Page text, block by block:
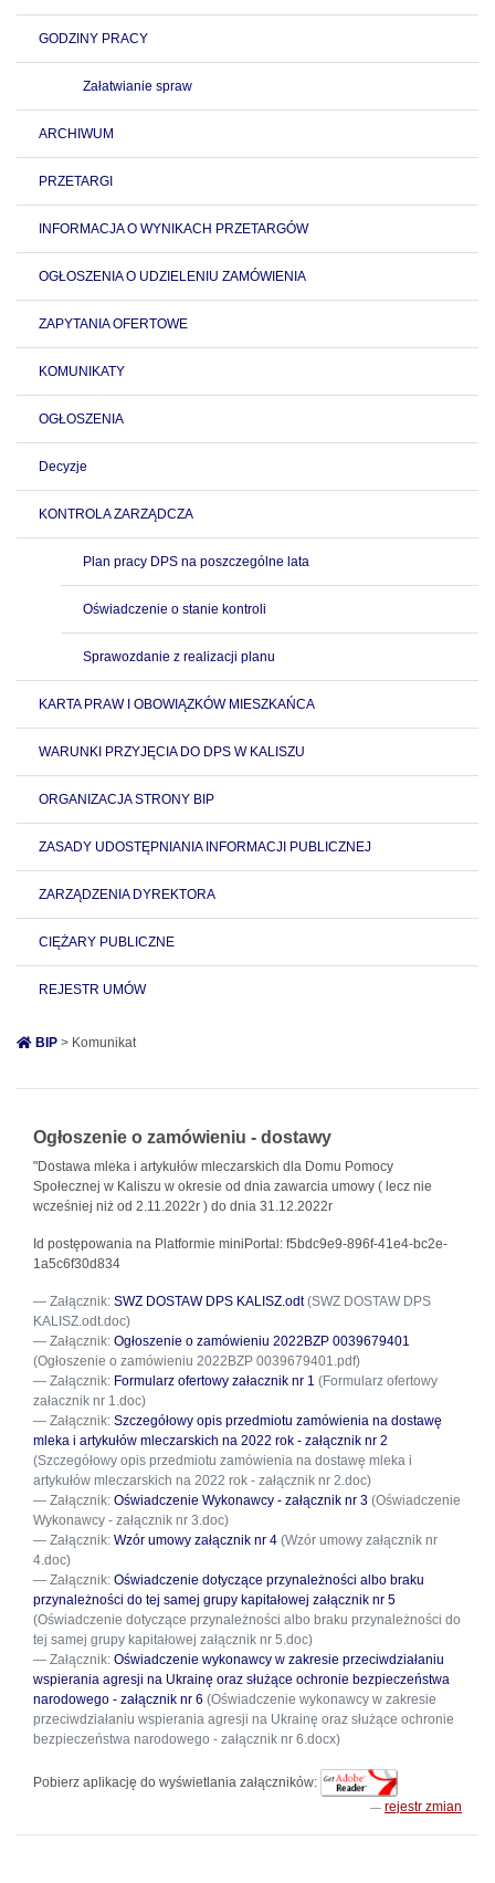
GODZINY PRACY
Załatwianie spraw
ARCHIWUM
PRZETARGI
INFORMACJA O WYNIKACH PRZETARGÓW
OGŁOSZENIA O UDZIELENIU ZAMÓWIENIA
ZAPYTANIA OFERTOWE
KOMUNIKATY
OGŁOSZENIA
Decyzje
KONTROLA ZARZĄDCZA
Plan pracy DPS na poszczególne lata
Oświadczenie o stanie kontroli
Sprawozdanie z realizacji planu
KARTA PRAW I OBOWIĄZKÓW MIESZKAŃCA
WARUNKI PRZYJĘCIA DO DPS W KALISZU
ORGANIZACJA STRONY BIP
ZASADY UDOSTĘPNIANIA INFORMACJI PUBLICZNEJ
ZARZĄDZENIA DYREKTORA
CIĘŻARY PUBLICZNE
REJESTR UMÓW
BIP > Komunikat
Ogłoszenie o zamówieniu - dostawy
"Dostawa mleka i artykułów mleczarskich dla Domu Pomocy
Społecznej w Kaliszu w okresie od dnia zawarcia umowy ( lecz nie
wcześniej niż od 2.11.2022r ) do dnia 31.12.2022r
Id postępowania na Platformie miniPortal: f5bdc9e9-896f-41e4-bc2e-
1a5c6f30d834
Załącznik: SWZ DOSTAW DPS KALISZ.odt(SWZ DOSTAW DPS
KALISZ.odt.doc)
Załącznik: Ogłoszenie o zamówieniu 2022BZP 0039679401
(Ogłoszenie o zamówieniu 2022BZP 0039679401.pdf)
Załącznik: Formularz ofertowy załacznik nr 1 (Formularz ofertowy
załacznik nr 1.doc)
Załącznik: Szczegółowy opis przedmiotu zamówienia na dostawę
mleka i artykułów mleczarskich na 2022 rok - załącznik nr 2
(Szczegółowy opis przedmiotu zamówienia na dostawę mleka i
artykułów mleczarskich na 2022 rok - załącznik nr 2.doc)
Załącznik: Oświadczenie Wykonawcy - załącznik nr 3 (Oświadczenie
Wykonawcy - załącznik nr 3.doc)
Załącznik: Wzór umowy załącznik nr 4 (Wzór umowy załącznik nr
4.doc)
Załącznik: Oświadczenie dotyczące przynależności albo braku
przynależności do tej samej grupy kapitałowej załącznik nr 5
(Oświadczenie dotyczące przynależności albo braku przynależności do
tej samej grupy kapitałowej załącznik nr 5.doc)
Załącznik: Oświadczenie wykonawcy w zakresie przeciwdziałaniu
wspierania agresji na Ukrainę oraz służące ochronie bezpieczeństwa
narodowego - załącznik nr 6 (Oświadczenie wykonawcy w zakresie
przeciwdziałaniu wspierania agresji na Ukrainę oraz służące ochronie
bezpieczeństwa narodowego - załącznik nr 6.docx)
Pobierz aplikację do wyświetlania załączników:
rejestr zmian